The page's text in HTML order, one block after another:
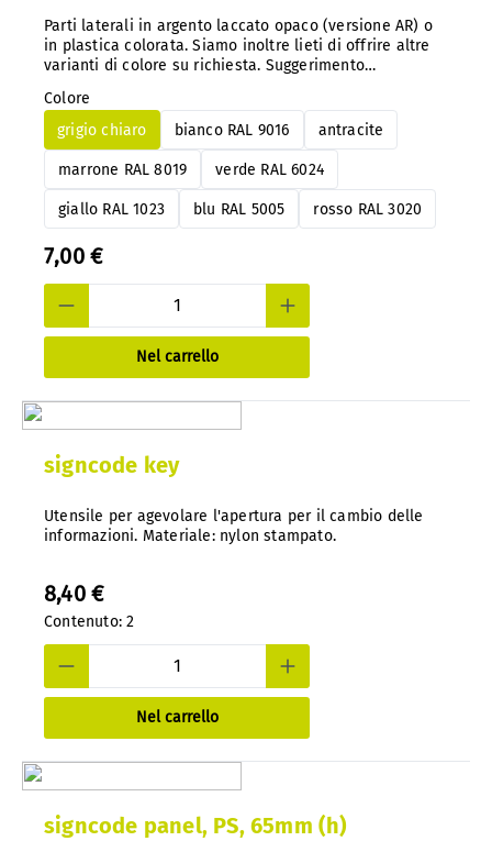
Parti laterali in argento laccato opaco (versione AR) o
in plastica colorata. Siamo inoltre lieti di offrire altre
varianti di colore su richiesta. Suggerimento
modificare facilmente il codice colore in qualsiasi
momento e in un secondo momento, senza doverlo
smontare.
Colore
grigio chiaro
bianco RAL 9016 antracite
marrone RAL 8019 verde RAL 6024
giallo RAL 1023 blu RAL 5005 rosso RAL 3020
7,00 €
Nel carrello
signcode key
Utensile per agevolare l'apertura per il cambio delle
informazioni. Materiale: nylon stampato.
8,40 €
Contenuto:2
Nel carrello
signcode panel, PS, 65mm (h)